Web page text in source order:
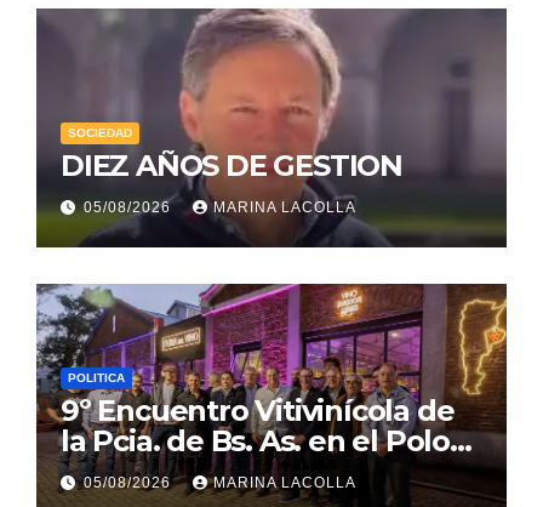
SOCIEDAD
DIEZ AÑOS DE GESTION
05/08/2026 MARINA LACOLLA
POLITICA
9º Encuentro Vitivinícola de
la Pcia. de Bs. As. en el Polo
Gastronómico de Malvinas
05/08/2026 MARINA LACOLLA